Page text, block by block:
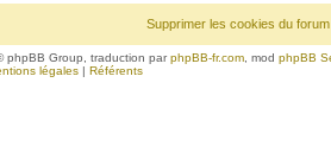
Supprimer les cookies du forum
phpBB Group, traduction parphpBB-fr.com , mod phpBB
légales | Référents